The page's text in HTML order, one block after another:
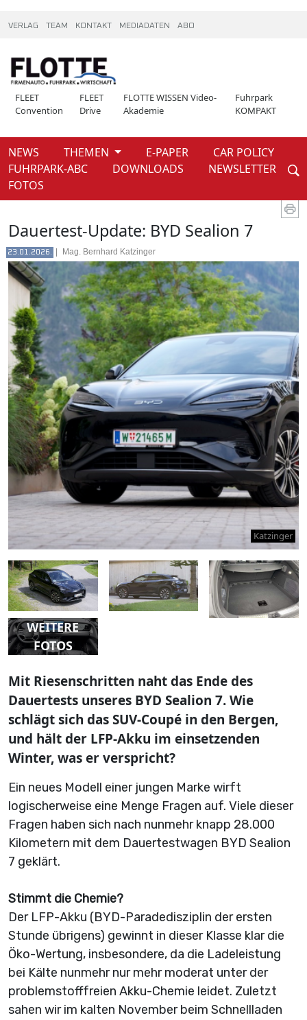
VERLAG TEAM KONTAKT MEDIADATEN ABO
FLEET
Convention
FLEET
Drive
FLOTTE WISSEN Video-
Akademie
Fuhrpark
KOMPAKT
NEWS THEMEN E-PAPER
CAR POLICY
FUHRPARK-ABC
DOWNLOADS
NEWSLETTER
FOTOS
Weiter
News
Dauertest-Update: BYD Sealion 7
23.01.2026. Mag. Bernhard Katzinger
Katzinger
WEITERE
FOTOS
Mit Riesenschritten naht das Ende des
Dauertests unseres BYD Sealion 7. Wie
schlägt sich das SUV-Coupé in den Bergen,
und hält der LFP-Akku im einsetzenden
Winter, was er verspricht?
Ein neues Modell einer jungen Marke wirft
logischerweise eine Menge Fragen auf. Viele dieser
Fragen haben sich nach nunmehr knapp 28.000
Kilometern mit dem Dauertestwagen BYD Sealion
7 geklärt.
Stimmt die Chemie?
Der LFP-Akku (BYD-Paradedisziplin der ersten
Stunde übrigens) gewinnt in dieser Klasse klar die
Öko-Wertung, insbesondere, da die Ladeleistung
bei Kälte nunmehr nur mehr moderat unter der
problemstofffreien Akku-Chemie leidet. Zuletzt
sahen wir im kalten November beim Schnellladen